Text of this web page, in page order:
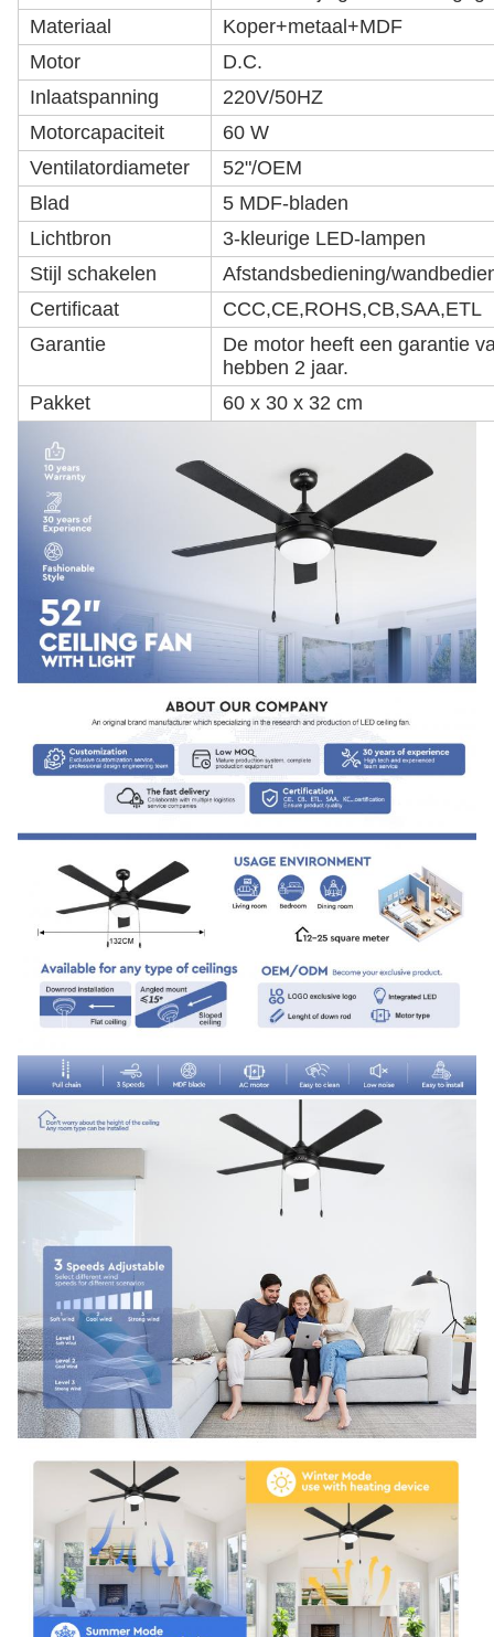
Materiaal
Koper+metaal+MDF
Motor
D.C.
Inlaatspanning
220V/50HZ
Motorcapaciteit
60 W
Ventilatordiameter
52"/OEM
Blad
5 MDF-bladen
Lichtbron
3-kleurige LED-lampen
Stijl schakelen
Afstandsbediening/
Certificaat
CCC,CE,ROHS,CB,SAA,ETL
Garantie
De motor heeft een garantie
hebben 2 jaar.
Pakket
60 x 30 x 32 cm